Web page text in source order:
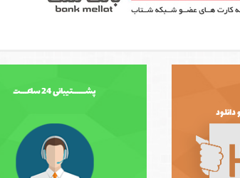
پشــــــتیبانی 24 ساعـــت